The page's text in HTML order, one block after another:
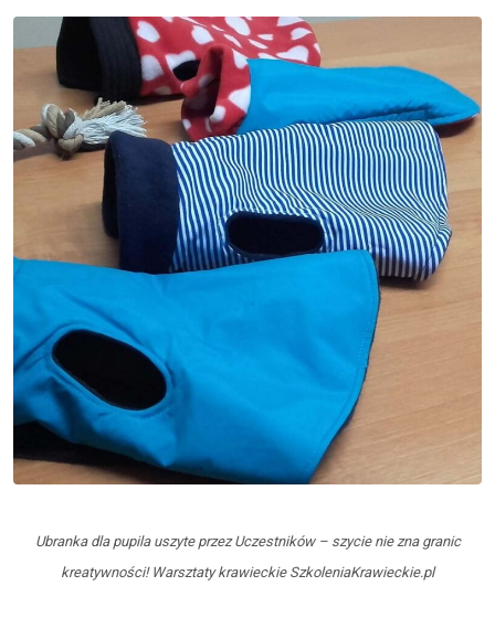
Ubranka dla pupila uszyte przez Uczestników – szycie nie zna granic
kreatywności! Warsztaty krawieckie SzkoleniaKrawieckie.pl